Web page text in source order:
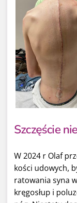
Szczęście
W 2024 r Olaf
kości udowych,
ratowania syna
kręgosłup i